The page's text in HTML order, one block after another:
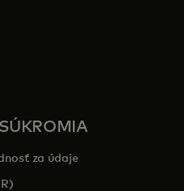
tab
za údaje